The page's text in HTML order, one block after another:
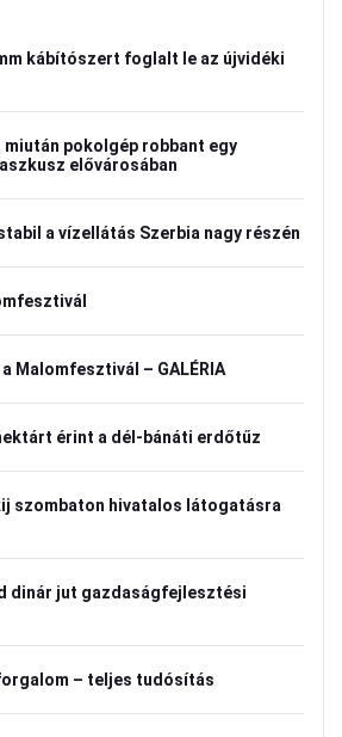
kábítószert foglalt le az újvidéki
miután pokolgép robbant egy
elővárosában
a vízellátás Szerbia nagy részén
Malomfesztivál – GALÉRIA
érint a dél-bánáti erdőtűz
szombaton hivatalos látogatásra
dinár jut gazdaságfejlesztési
– teljes tudósítás